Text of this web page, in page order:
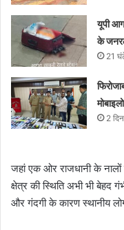
यूपी
के
21
2
जहां एक ओर राजधानी के नालों
क्षेत्र की स्थिति अभी भी बेहद
और गंदगी के कारण स्थानीय